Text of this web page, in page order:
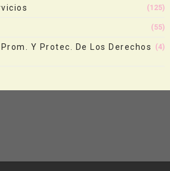
(125)
(55)
Y Protec. De Los Derechos
(4)